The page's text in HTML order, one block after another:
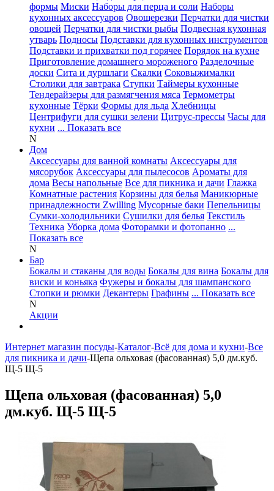
формы Миски Наборы для перца и соли Наборы
кухонных аксессуаров Овощерезки Перчатки для чистки
овощей Перчатки для чистки рыбы Подвесная кухонная
утварь Подносы Подставки для кухонных инструментов
Подставки и прихватки под горячее Порядок на кухне
Приготовление домашнего мороженого Разделочные
доски Сита и дуршлаги Скалки Соковыжималки
Столики для завтрака Ступки Таймеры кухонные
Тендерайзеры для размягчения мяса Термометры
кухонные Тёрки Формы для льда Хлебницы
Центрифуги для сушки зелени Цитрус-прессы Часы для
кухни ... Показать все
N
Дом
Аксессуары для ванной комнаты Аксессуары для
мясорубок Аксессуары для пылесосов Ароматы для
дома Весы напольные Все для пикника и дачи Глажка
Комнатные растения Корзины для белья Маникюрные
принадлежности Zwilling Мусорные баки Пепельницы
Сумки-холодильники Сушилки для белья Текстиль
Техника Уборка дома Фоторамки и фотопанно ...
Показать все
N
Бар
Бокалы и стаканы для воды Бокалы для вина Бокалы для
виски и коньяка Фужеры и бокалы для шампанского
Стопки и рюмки Декантеры Графины ... Показать все
N
Акции
Интернет магазин посуды-Каталог-Всё для дома и кухни-Все
для пикника и дачи-Щепа ольховая (фасованная) 5,0 дм.куб.
Щ-5 Щ-5
Щепа ольховая (фасованная) 5,0
дм.куб. Щ-5 Щ-5